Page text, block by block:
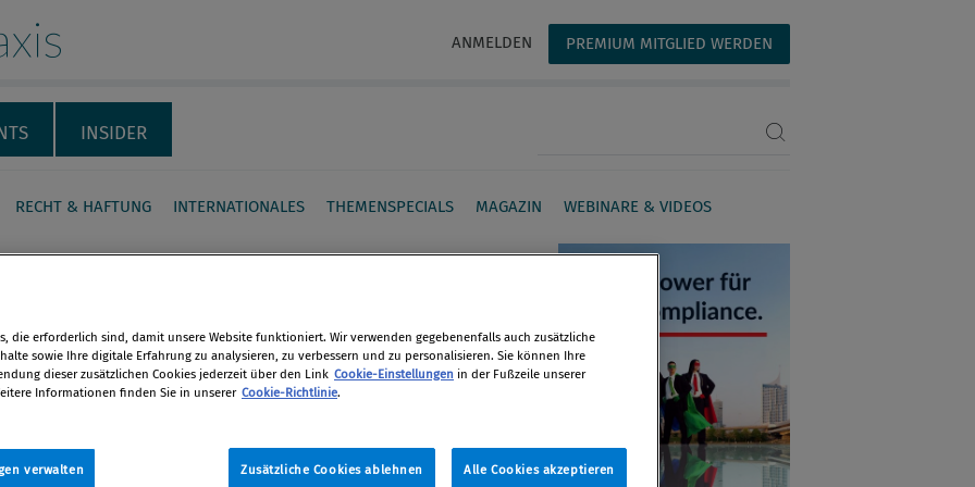
ANMELDEN PREMIUM MITGLIED WERDEN
INSIDER
RECHT & HAFTUNG INTERNATIONALES THEMENSPECIALS MAGAZIN WEBINARE & VIDEOS
die erforderlich sind, damit unsere Website funktioniert. Wir verwenden gegebenenfalls auch zusätzliche
sowie Ihre digitale Erfahrung zu analysieren, zu verbessern und zu personalisieren. Sie können Ihre
dieser zusätzlichen Cookies jederzeit über den Link Cookie-Einstellungen in der Fußzeile unserer
Informationen finden Sie in unserer Cookie-Richtlinie.
Zusätzliche Cookies ablehnen Alle Cookies akzeptieren
verwalten